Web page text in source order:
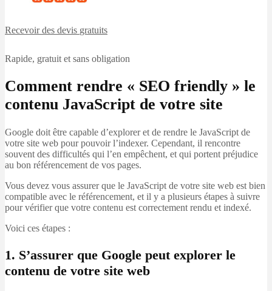
Recevoir des devis gratuits
Rapide, gratuit et sans obligation
Comment rendre « SEO friendly » le
contenu JavaScript de votre site
Google doit être capable d’explorer et de rendre le JavaScript de
votre site web pour pouvoir l’indexer. Cependant, il rencontre
souvent des difficultés qui l’en empêchent, et qui portent préjudice
au bon référencement de vos pages.
Vous devez vous assurer que le JavaScript de votre site web est bien
compatible avec le référencement, et il y a plusieurs étapes à suivre
pour vérifier que votre contenu est correctement rendu et indexé.
Voici ces étapes :
1. S’assurer que Google peut explorer le
contenu de votre site web